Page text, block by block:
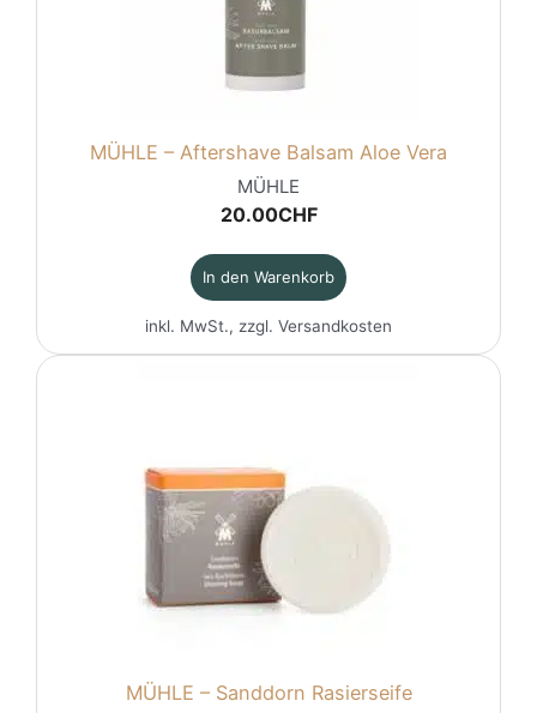
MÜHLE – Aftershave Balsam Aloe Vera
MÜHLE
20.00CHF
In den Warenkorb
inkl. MwSt., zzgl. Versandkosten
MÜHLE – Sanddorn Rasierseife